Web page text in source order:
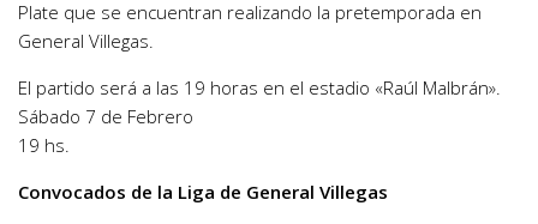
Plate que se encuentran realizando la pretemporada en
General Villegas.
El partido será a las 19 horas en el estadio «Raúl Malbrán».
Sábado 7 de Febrero
19 hs.
Convocados de la Liga de General Villegas